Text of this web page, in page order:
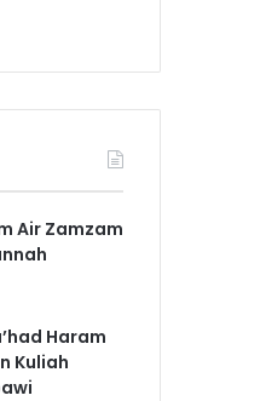
Air Zamzam
Haram
Kuliah